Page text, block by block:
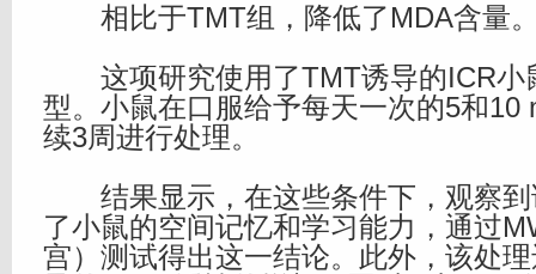
相比于TMT组，降低了MDA含量
这项研究使用了TMT诱导的ICR小
型。小鼠在口服给予每天一次的5和10
续3周进行处理。
结果显示，在这些条件下，观察到
了小鼠的空间记忆和学习能力，通过
宫）测试得出这一结论。此外，该处